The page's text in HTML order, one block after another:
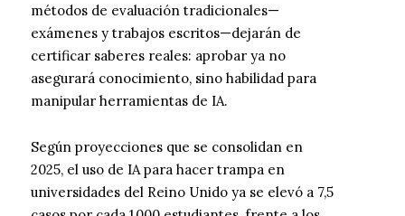
métodos de evaluación tradicionales—
exámenes y trabajos escritos—dejarán de
certificar saberes reales: aprobar ya no
asegurará conocimiento, sino habilidad para
manipular herramientas de IA.
Según proyecciones que se consolidan en
2025, el uso de IA para hacer trampa en
universidades del Reino Unido ya se elevó a 7,5